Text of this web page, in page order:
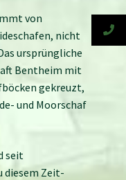
von
nicht
ursprüng­liche
Bent­heim mit
gekreuzt,
und Moor­schaf
seit
diesem Zeit­